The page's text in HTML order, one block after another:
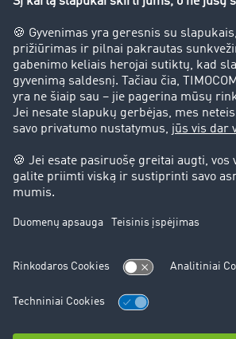
Sėkmės istorijos
Klientai įdarbina klientus
Teisinė informacija
Teisinis pranešimas
Duomenų apsauga
Slapukų nustatymai
Pagalba